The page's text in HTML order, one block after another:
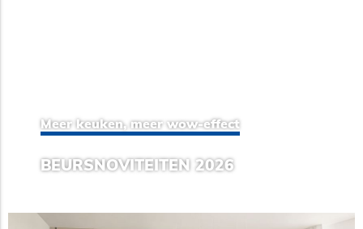
Meer keuken, meer wow-effect
BEURSNOVITEITEN 2026